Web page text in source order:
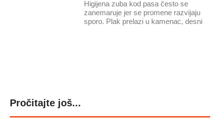
Higijena zuba kod pasa često se
zanemaruje jer se promene razvijaju
sporo. Plak prelazi u kamenac, desni
Pročitajte još...